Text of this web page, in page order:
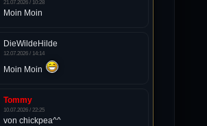
21.07.2026 / 10:28
Moin Moin
DieWildeHilde
12.07.2026 / 14:14
Moin Moin
Tommy
10.07.2026 / 22:25
von chickpea^^